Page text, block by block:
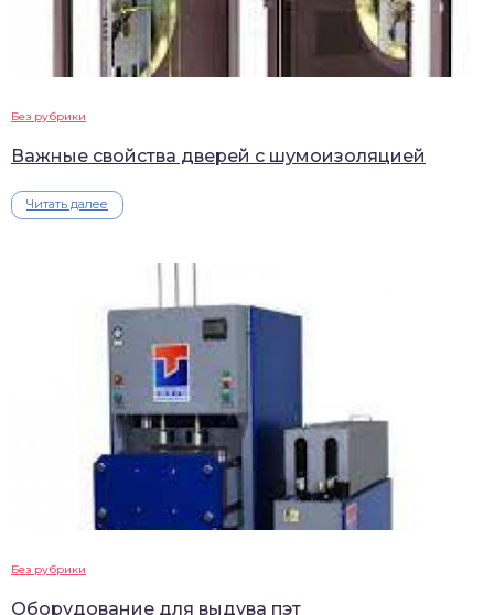
Без рубрики
Важные свойства дверей с шумоизоляцией
Читать далее
Без рубрики
Оборудование для выдува пэт